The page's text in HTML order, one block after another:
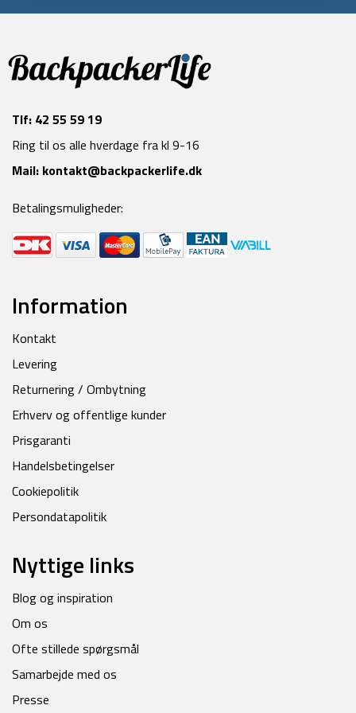
Tlf: 42 55 59 19
Ring til os alle hverdage fra kl 9-16
Mail: kontakt@backpackerlife.dk
Betalingsmuligheder:
Information
Kontakt
Levering
Returnering / Ombytning
Erhverv og offentlige kunder
Prisgaranti
Handelsbetingelser
Cookiepolitik
Persondatapolitik
Nyttige links
Blog og inspiration
Om os
Ofte stillede spørgsmål
Samarbejde med os
Presse